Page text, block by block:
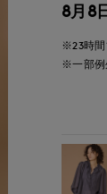
8月8
※23時間
※一部例